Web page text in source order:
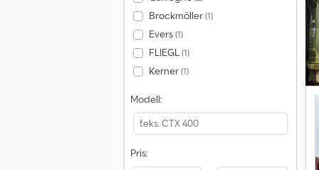
Brockmöller(1)
Evers(1)
FLIEGL(1)
Kerner(1)
Modell:
Pris: